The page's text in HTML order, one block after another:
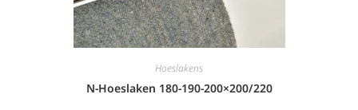
Hoeslakens
N-Hoeslaken 180-190-200×200/220